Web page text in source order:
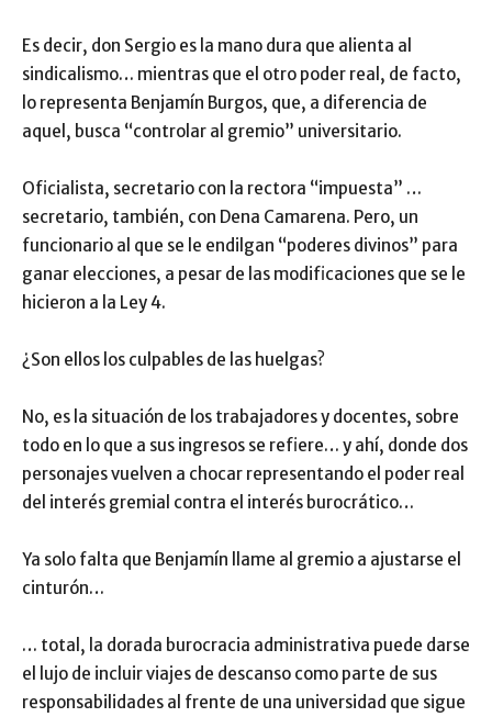
Es decir, don Sergio es la mano dura que alienta al
sindicalismo… mientras que el otro poder real, de facto,
lo representa Benjamín Burgos, que, a diferencia de
aquel, busca “controlar al gremio” universitario.
Oficialista, secretario con la rectora “impuesta” …
secretario, también, con Dena Camarena. Pero, un
funcionario al que se le endilgan “poderes divinos” para
ganar elecciones, a pesar de las modificaciones que se le
hicieron a la Ley 4.
¿Son ellos los culpables de las huelgas?
No, es la situación de los trabajadores y docentes, sobre
todo en lo que a sus ingresos se refiere… y ahí, donde dos
personajes vuelven a chocar representando el poder real
del interés gremial contra el interés burocrático…
Ya solo falta que Benjamín llame al gremio a ajustarse el
cinturón…
… total, la dorada burocracia administrativa puede darse
el lujo de incluir viajes de descanso como parte de sus
responsabilidades al frente de una universidad que sigue